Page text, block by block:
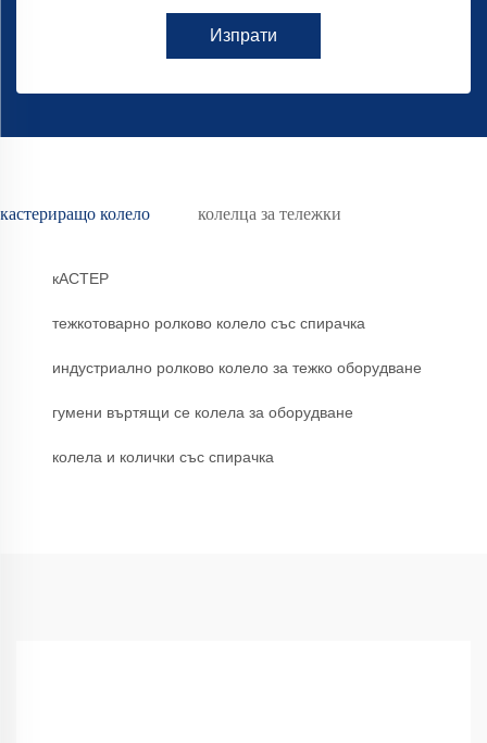
Изпрати
кастериращо колело колелца за тележки
кАСТЕР
тежкотоварно ролково колело със спирачка
индустриално ролково колело за тежко оборудване
гумени въртящи се колела за оборудване
колела и колички със спирачка